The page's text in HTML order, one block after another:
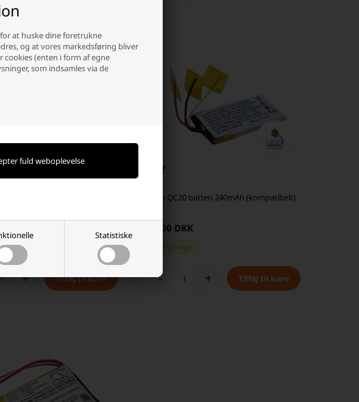
at huske dine foretrukne
og at vores markedsføring bliver
(enten i form af egne
som indsamles via de
Statistiske
batteri 6000mAh (kompatibelt)
-Afsendes
+
Bose QC20 batteri 240mAh (kompatibelt)
29,00 DKK
Ikke på lager
- +